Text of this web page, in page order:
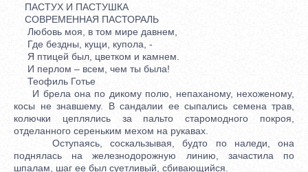
ПАСТУХ И ПАСТУШКА
СОВРЕМЕННАЯ ПАСТОРАЛЬ
Любовь моя, в том мире давнем,
Где бездны, кущи, купола, -
Я птицей был, цветком и камнем.
И перлом – всем, чем ты была!
Теофиль Готье
И брела она по дикому полю, непаханому, нехоженому,
косы не знавшему. В сандалии ее сыпались семена трав,
колючки цеплялись за пальто старомодного покроя,
отделанного сереньким мехом на рукавах.
Оступаясь, соскальзывая, будто по наледи, она
поднялась на железнодорожную линию, зачастила по
шпалам, шаг ее был суетливый, сбивающийся.